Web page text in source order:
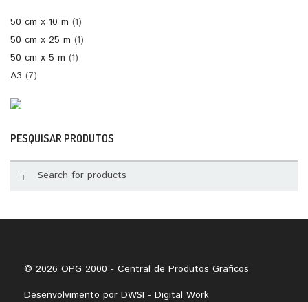
50 cm x 10 m (1)
50 cm x 25 m (1)
50 cm x 5 m (1)
A3 (7)
PESQUISAR PRODUTOS
© 2026 OPG 2000 - Central de Produtos Gráficos
Desenvolvimento por DWSI - Digital Work